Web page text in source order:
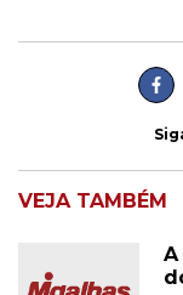
VEJA TAMBÉM